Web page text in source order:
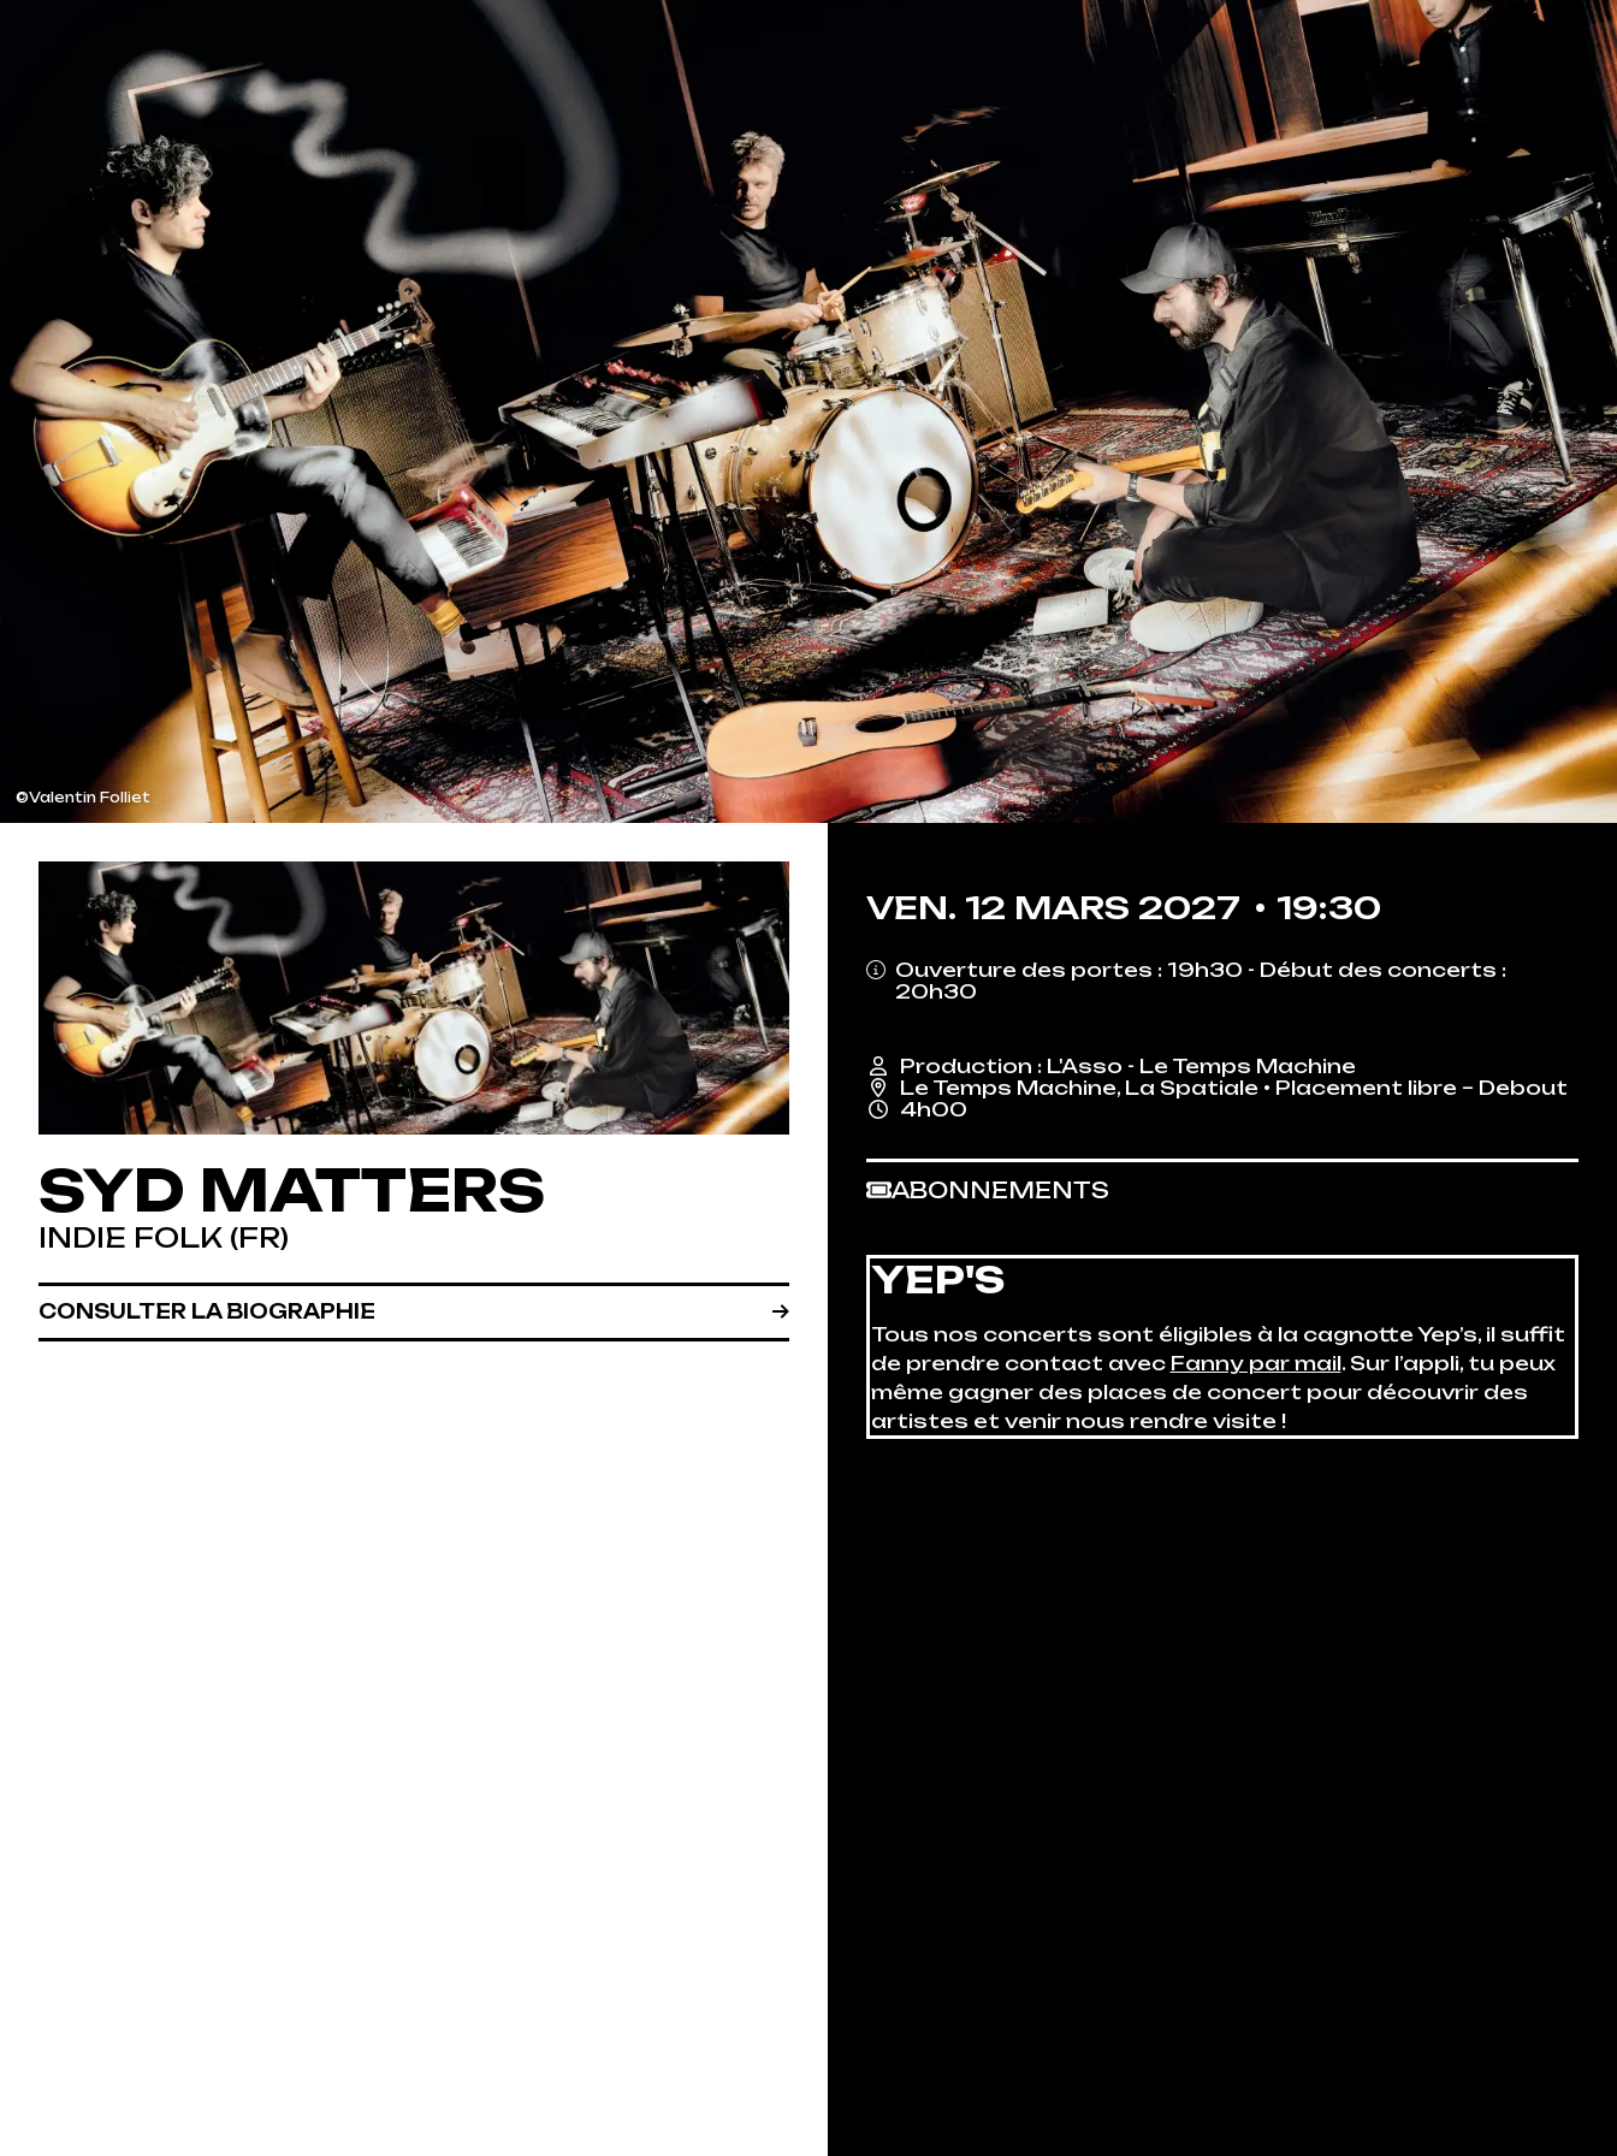
©Valentin Folliet
VEN. 12 MARS 2027 19:30
Ouverture des portes : 19h30 - Début des concerts :
20h30
Production : L'Asso - Le Temps Machine
Le Temps Machine, La Spatiale • Placement libre – Debout
4h00
ABONNEMENTS
YEP'S
Tous nos concerts sont éligibles à la cagnotte Yep’s, il suffit
de prendre contact avec Fanny par mail. Sur l’appli, tu peux
même gagner des places de concert pour découvrir des
artistes et venir nous rendre visite !
SYD MATTERS
INDIE FOLK (FR)
CONSULTER LA BIOGRAPHIE